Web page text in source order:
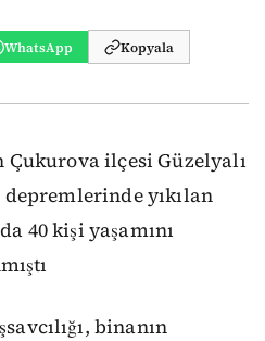
WhatsApp Kopyala
Çukurova ilçesi Güzelyalı
yıkılan
40 kişi yaşamını
binanın